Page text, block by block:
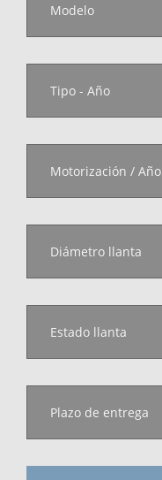
Modelo
Tipo - Año
Motorización / Año
Diámetro llanta
Estado llanta
Plazo de entrega